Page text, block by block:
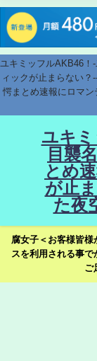
ユキミッフルAKB46！
ィックが止まらない
愕まとめ速報にロマ
ユキ
目襲
とめ
が止
た夜
腐女子＜お客様皆
スを利用される事
ご